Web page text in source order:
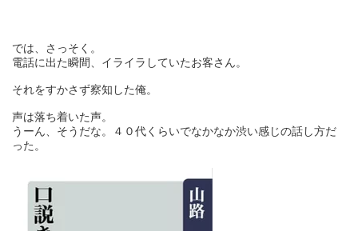
では、さっそく。
電話に出た瞬間、イライラしていたお客さん。
それをすかさず察知した俺。
声は落ち着いた声。
うーん、そうだな。４０代くらいでなかなか渋い感じの話し方だ
った。